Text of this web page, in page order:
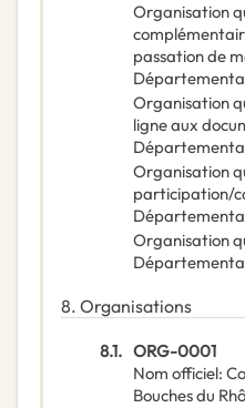
Organisation
passation de
Organisation
ligne aux
Organisation
participation/
Organisation
8. Organisations
8.1. ORG-0001
Nom officiel:
Bouches du